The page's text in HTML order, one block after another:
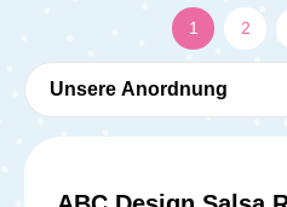
1 2